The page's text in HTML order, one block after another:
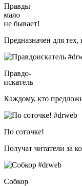
Правды
мало
не бывает!
Предназначен для тех,
Правдо-
искатель
Каждому, кто
По соточке!
Получат читатели за
Собкор